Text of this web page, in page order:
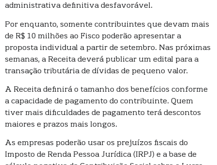
administrativa definitiva desfavorável.
Por enquanto, somente contribuintes que devam mais
de R$ 10 milhões ao Fisco poderão apresentar a
proposta individual a partir de setembro. Nas próximas
semanas, a Receita deverá publicar um edital para a
transação tributária de dívidas de pequeno valor.
A Receita definirá o tamanho dos benefícios conforme
a capacidade de pagamento do contribuinte. Quem
tiver mais dificuldades de pagamento terá descontos
maiores e prazos mais longos.
As empresas poderão usar os prejuízos fiscais do
Imposto de Renda Pessoa Jurídica (IRPJ) e a base de